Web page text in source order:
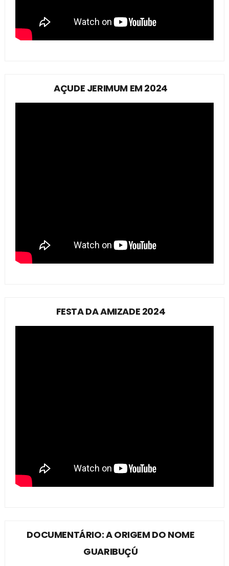
AÇUDE JERIMUM EM 2024
FESTA DA AMIZADE 2024
DOCUMENTÁRIO: A ORIGEM DO NOME
GUARIBUÇÚ